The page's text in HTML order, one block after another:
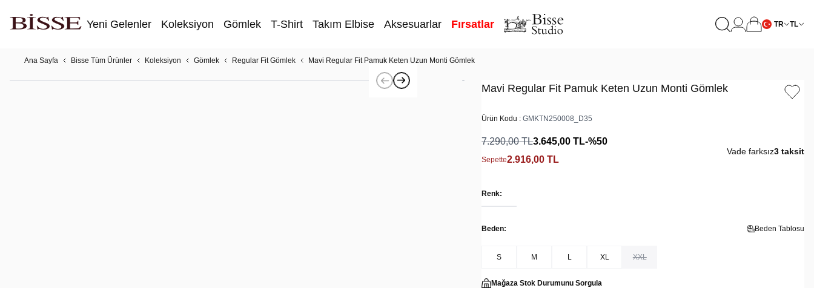
Yeni Gelenler Koleksiyon Gömlek T-Shirt Takım Elbise Aksesuarlar Fırsatlar TR TL
Ana Sayfa Bisse Tüm Ürünler Koleksiyon Gömlek Regular Fit Gömlek Mavi Regular Fit Pamuk Keten Uzun Monti Gömlek
Mavi Regular Fit Pamuk Keten Uzun Monti Gömlek
Ürün Kodu :GMKTN250008_D35
7.290,00TL3.645,00 TL-%50
Sepette2.916,00 TL
Vade farksız3 taksit
Renk:
Beden: Beden Tablosu
S M L XL XXL
Mağaza Stok Durumunu Sorgula